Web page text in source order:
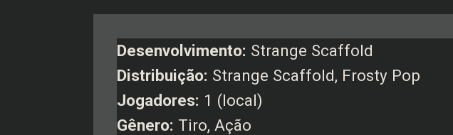
Desenvolvimento: Strange Scaffold
Distribuição: Strange Scaffold, Frosty Pop
Jogadores: 1 (local)
Gênero: Tiro, Ação